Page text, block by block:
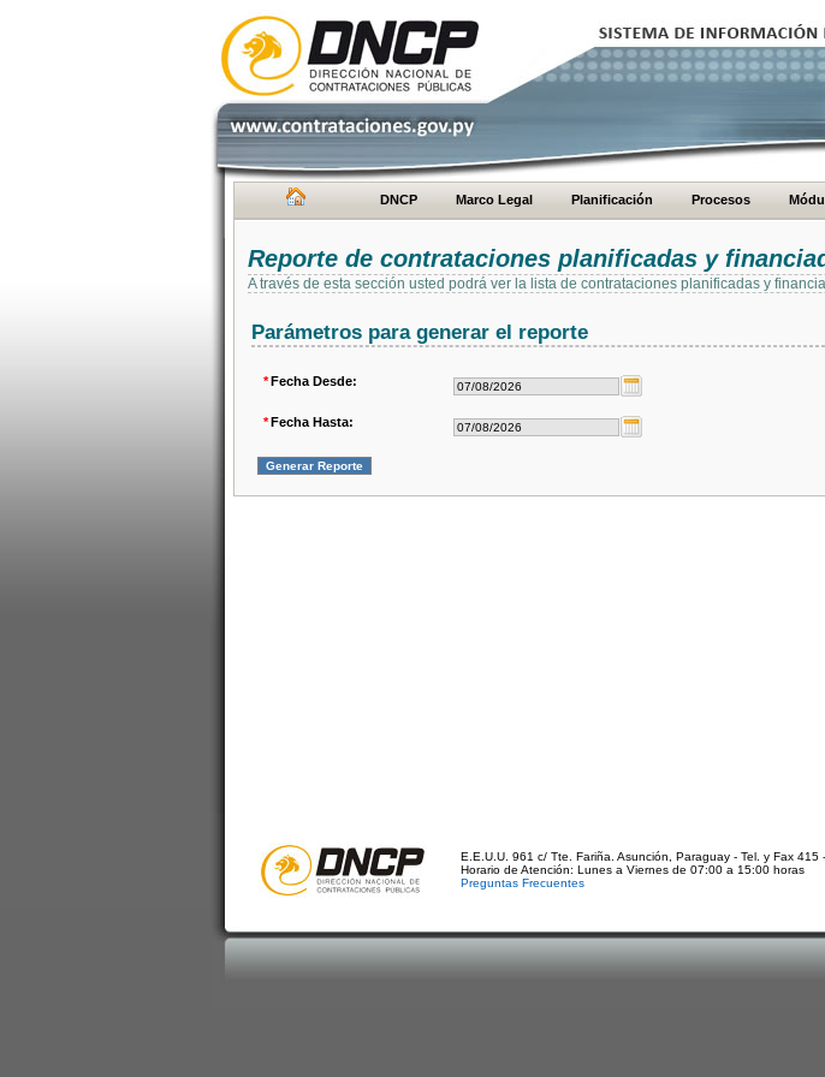
DNCP Marco Legal Planificación Procesos
Reporte de contrataciones planificadas y
A través de esta sección usted podrá ver la lista de contrataciones planificadas y
Parámetros para generar el reporte
*Fecha Desde:
*Fecha Hasta:
E.E.U.U. 961 c/ Tte. Fariña. Asunción, Paraguay - Tel. y Fax
Horario de Atención: Lunes a Viernes de 07:00 a 15:00 horas
Preguntas Frecuentes